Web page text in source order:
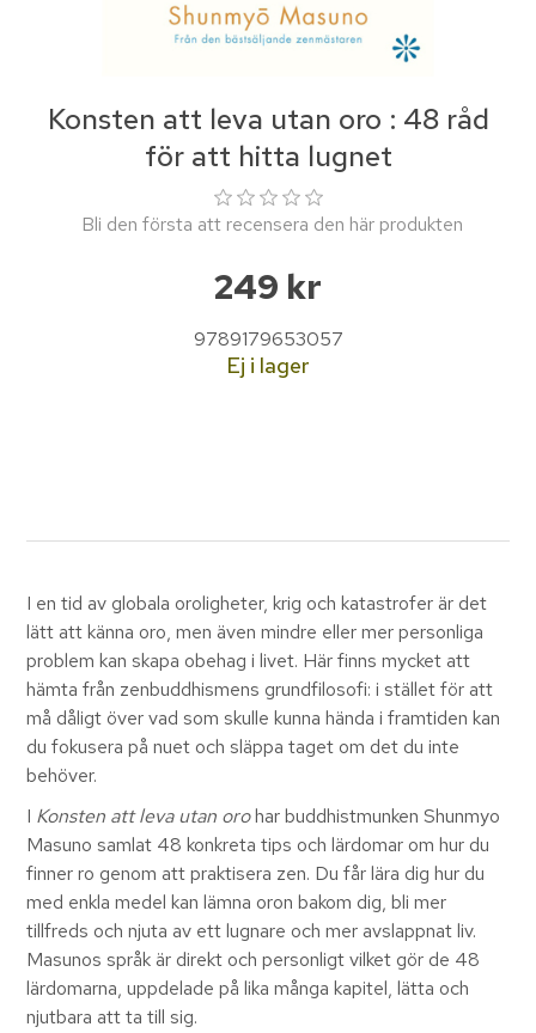
Konsten att leva utan oro : 48 råd
för att hitta lugnet
Bli den första att recensera den här produkten
249 kr
9789179653057
Ej i lager
I en tid av globala oroligheter, krig och katastrofer är det
lätt att känna oro, men även mindre eller mer personliga
problem kan skapa obehag i livet. Här finns mycket att
hämta från zenbuddhismens grundfilosofi: i stället för att
må dåligt över vad som skulle kunna hända i framtiden kan
du fokusera på nuet och släppa taget om det du inte
behöver.
I Konsten att leva utan orohar buddhistmunken Shunmyo
Masuno samlat 48 konkreta tips och lärdomar om hur du
finner ro genom att praktisera zen. Du får lära dig hur du
med enkla medel kan lämna oron bakom dig, bli mer
tillfreds och njuta av ett lugnare och mer avslappnat liv.
Masunos språk är direkt och personligt vilket gör de 48
lärdomarna, uppdelade på lika många kapitel, lätta och
njutbara att ta till sig.